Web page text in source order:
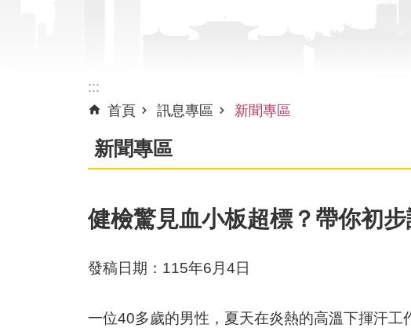
:::
首頁
訊息專區 新聞專區
新聞專區
健檢驚見血小板超標？帶你初步
發稿日期：115年6月4日
一位40多歲的男性，夏天在炎熱的高溫下揮汗